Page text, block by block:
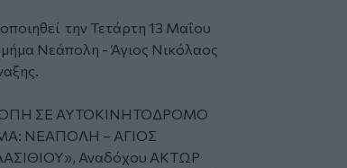
την Τετάρτη 13 Μαΐου
Νεάπολη - Άγιος Νικόλαος
ΣΕ ΑΥΤΟΚΙΝΗΤΟΔΡΟΜΟ
ΝΕΑΠΟΛΗ – ΑΓΙΟΣ
Αναδόχου ΑΚΤΩΡ